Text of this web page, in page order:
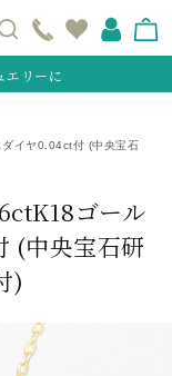
エリーに
イヤ0.04ct付 (中央宝石
ゴール
(中央宝石研
)